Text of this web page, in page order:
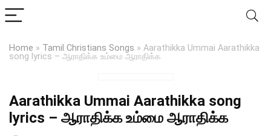
Home » Tamil Christians Songs » Aarathikka Ummai Aarathikka
song lyrics – ஆராதிக்க உம்மை ஆராதிக்க
Aarathikka Ummai Aarathikka song
lyrics – ஆராதிக்க உம்மை ஆராதிக்க